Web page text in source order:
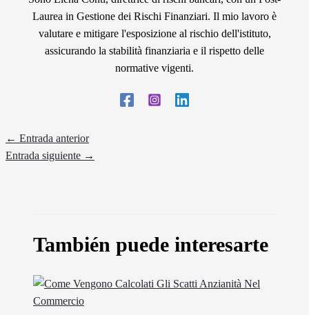
Laurea in Gestione dei Rischi Finanziari. Il mio lavoro è
valutare e mitigare l'esposizione al rischio dell'istituto,
assicurando la stabilità finanziaria e il rispetto delle
normative vigenti.
← Entrada anterior
Entrada siguiente →
También puede interesarte